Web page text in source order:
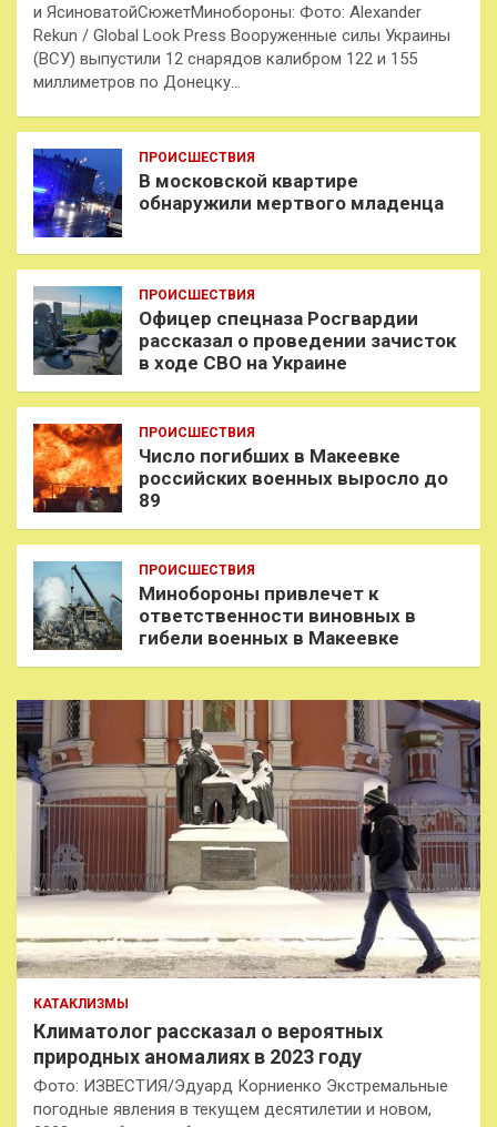
и ЯсиноватойСюжетМинобороны: Фото: Alexander
Rekun / Global Look Press Вооруженные силы Украины
(ВСУ) выпустили 12 снарядов калибром 122 и 155
миллиметров по Донецку…
ПРОИСШЕСТВИЯ
В московской квартире
обнаружили мертвого младенца
ПРОИСШЕСТВИЯ
Офицер спецназа Росгвардии
рассказал о проведении зачисток
в ходе СВО на Украине
ПРОИСШЕСТВИЯ
Число погибших в Макеевке
российских военных выросло до
89
ПРОИСШЕСТВИЯ
Минобороны привлечет к
ответственности виновных в
гибели военных в Макеевке
КАТАКЛИЗМЫ
Климатолог рассказал о вероятных
природных аномалиях в 2023 году
Фото: ИЗВЕСТИЯ/Эдуард Корниенко Экстремальные
погодные явления в текущем десятилетии и новом,